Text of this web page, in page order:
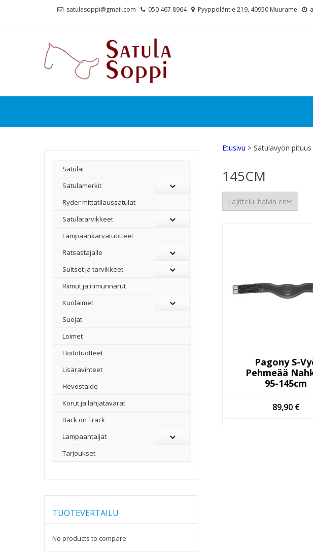
satulasoppi@gmail.com 050 467 8964 Pyyppöläntie 219, 40950 Muurame
Etusivu > Satulavyön
145CM
Pagony S-
Pehmeää
95-145cm
89,90 €
Satulat
Satulamerkit
Ryder mittatilaussatulat
Satulatarvikkeet
–
Lampaankarvatuotteet
Ratsastajalle
Suitset ja tarvikkeet
Riimut ja riimunnarut
Kuolaimet
Suojat
Loimet
Hoitotuotteet
Lisäravinteet
Hevostaide
Korut ja lahjatavarat
Back on Track
Lampaantaljat
Tarjoukset
TUOTEVERTAILU
No products to compare